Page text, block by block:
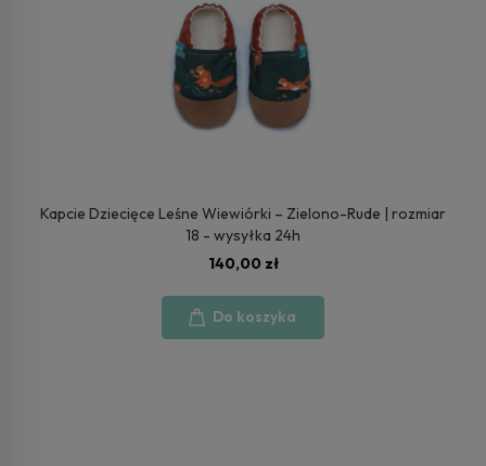
Kapcie Dziecięce Leśne Wiewiórki – Zielono-Rude | rozmiar
18 - wysyłka 24h
140,00 zł
Do koszyka